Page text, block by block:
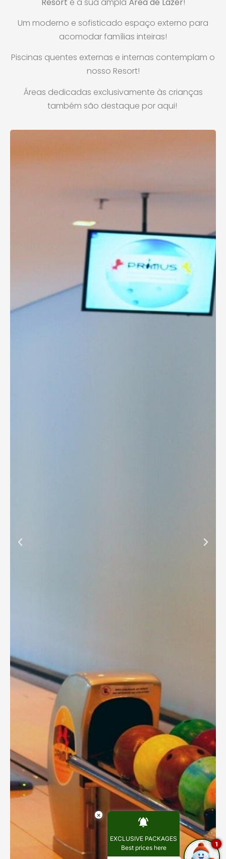
Um moderno e sofisticado espaço externo para
acomodar famílias inteiras!
Piscinas quentes externas e internas contemplam o
nosso Resort!
Áreas dedicadas exclusivamente às crianças
também são destaque por aqui!
×
EXCLUSIVE PACKAGES
Best prices here
1